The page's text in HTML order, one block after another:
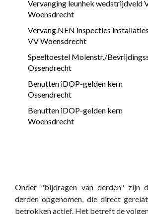
Vervanging leunhek wedstrijdveld
Woensdrecht
Vervang.NEN inspecties installaties
VV Woensdrecht
Speeltoestel Molenstr./
Ossendrecht
Benutten iDOP-gelden kern
Ossendrecht
Benutten iDOP-gelden kern
Woensdrecht
Onder "bijdragen van derden" zijn
derden opgenomen, die direct
betrokken actief. Het betreft de